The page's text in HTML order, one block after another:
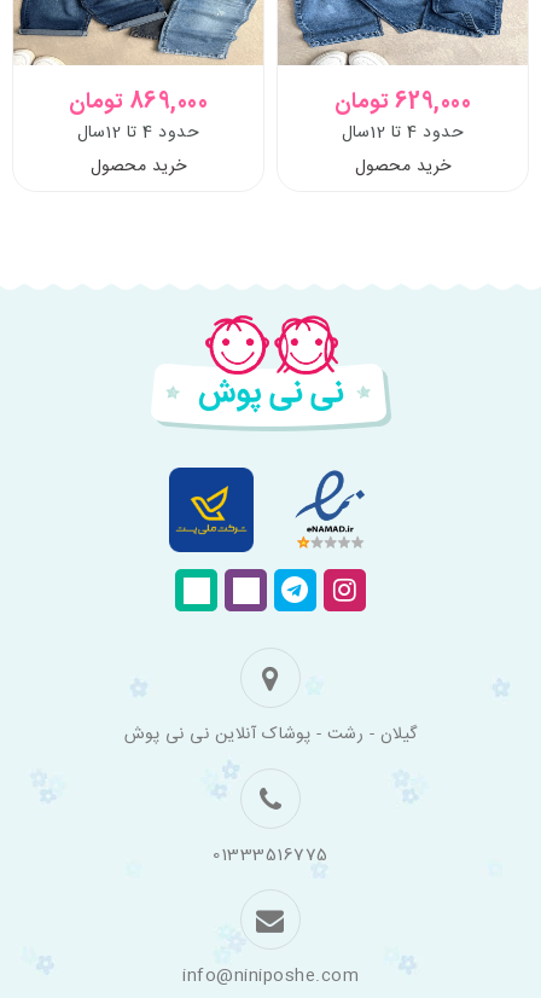
629,000 تومان
حدود 4 تا 12سال
خرید محصول
869,000 تومان
حدود 4 تا 12سال
خرید محصول
گیلان - رشت - پوشاک آنلاین نی نی پوش
01333516775
info@niniposhe.com